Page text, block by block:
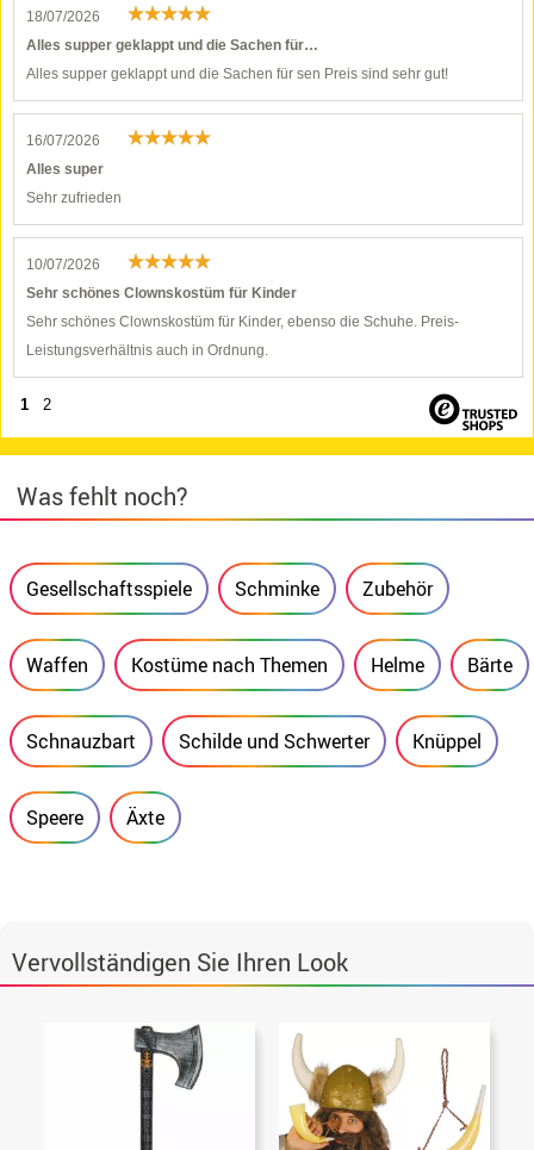
18/07/2026
Alles supper geklappt und die Sachen für…
Alles supper geklappt und die Sachen für sen Preis sind sehr gut!
16/07/2026
Alles super
Sehr zufrieden
10/07/2026
Sehr schönes Clownskostüm für Kinder
Sehr schönes Clownskostüm für Kinder, ebenso die Schuhe. Preis-
Leistungsverhältnis auch in Ordnung.
1 2
Was fehlt noch?
Gesellschaftsspiele Schminke Zubehör
Waffen Kostüme nach Themen Helme Bärte
Schnauzbart Schilde und Schwerter Knüppel
Speere Äxte
Vervollständigen Sie Ihren Look